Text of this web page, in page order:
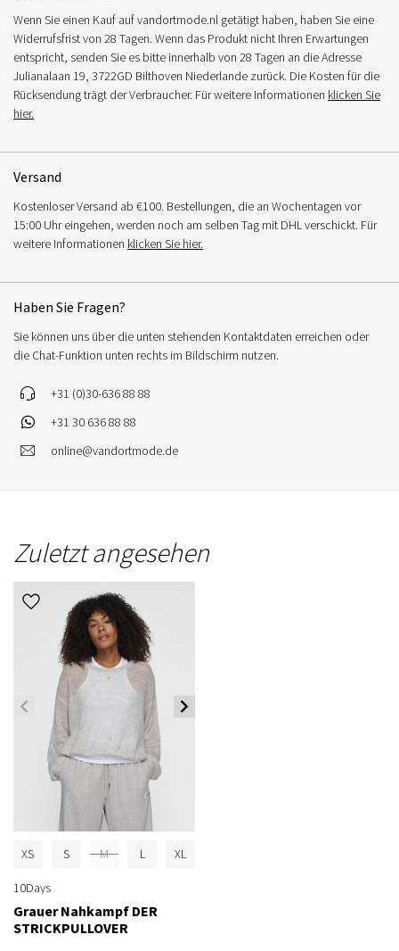
Wenn Sie einen Kauf auf vandortmode.nl getätigt haben, haben Sie eine
Widerrufsfrist von 28 Tagen. Wenn das Produkt nicht Ihren Erwartungen
entspricht, senden Sie es bitte innerhalb von 28 Tagen an die Adresse
Julianalaan 19, 3722GD Bilthoven Niederlande zurück. Die Kosten für die
Rücksendung trägt der Verbraucher. Für weitere Informationen klicken Sie
hier.
Versand
Kostenloser Versand ab €100. Bestellungen, die an Wochentagen vor
15:00 Uhr eingehen, werden noch am selben Tag mit DHL verschickt. Für
weitere Informationen klicken Sie hier.
Haben Sie Fragen?
Sie können uns über die unten stehenden Kontaktdaten erreichen oder
die Chat-Funktion unten rechts im Bildschirm nutzen.
+31 (0)30-636 88 88
+31 30 636 88 88
online@vandortmode.de
Zuletzt angesehen
XS S M L XL
10Days
Grauer Nahkampf DER
STRICKPULLOVER